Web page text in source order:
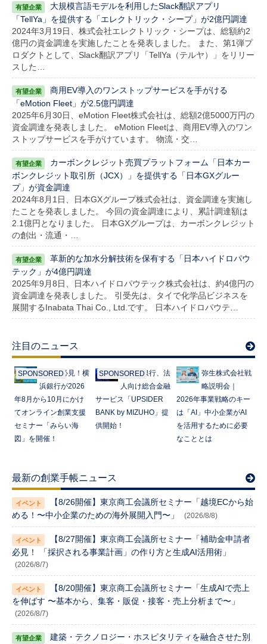
大規模言語モデルを利用したSlack翻訳アプリ
「TellYa」を提供する「エレクトリック・シープ」が2億円調達
2024年3月19日、株式会社エレクトリック・シープは、総額約2
億円の資金調達を実施したことを発表しました。 また、第1弾プ
ロダクトとして、Slack翻訳アプリ「TellYa（テルヤ）」をリリー
スした…
商用EV導入のワンストップサービスを手がける
「eMotion Fleet」が2.5億円調達
2025年6月30日、eMotion Fleet株式会社は、総額2億5000万円の
資金調達を発表しました。 eMotion Fleetは、商用EV導入のワン
ストップサービスを手がけています。 物流・交…
カーボンクレジット売買プラットフォーム「日本カー
ボンクレジット取引所（JCX）」を提供する「日本GXグルー
プ」が資金調達
2024年8月1日、日本GXグループ株式会社は、資金調達を実施し
たことを発表しました。 今回の資金調達により、累計調達額は
2.1億円となりました。 日本GXグループは、カーボンクレジット
の創出・流通・…
革新的な加水分解技術を保有する「日本ハイドロパウ
テック」が4億円調達
2025年9月8日、日本ハイドロパウテック株式会社は、約4億円の
資金調達を発表しました。 引受先は、タイで化学品ビジネスを
展開するInabata Thai Co., Ltd.です。 日本ハイドロパウテ…
注目のニュース
SPONSORED起業家必見！横
浜銀行が2026
年8月から10月にかけ
てオンライン創業支援
セミナー「みらい海
図」を開催！
SPONSOREDみずほ銀行、法
人向け総合金融
サービス「UPSIDER
BANK by MIZUHO」提
供開始！
弥生株式会社戦
略説明会｜
2026年事業戦略のキー
は「AI」中小企業がAI
を活用するために必要
なこととは
最新の創業手帳ニュース
【8/26開催】東京商工会議所セミナー「越境ECから始
める！〜中小企業のための海外展開入門〜」
(2026/8/8)
【8/27開催】東京商工会議所セミナー「補助金申請者
必見！ 「採択される事業計画」の作り方と生成AI活用術」
(2026/8/7)
【8/20開催】東京商工会議所セミナー「生成AIで売上
を伸ばす 〜基本から、集客・販促・接客・売上分析まで〜」
(2026/8/7)
建築・テクノロジー・ホスピタリティを融合させた別